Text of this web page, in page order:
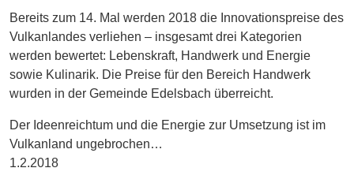
Energie
Schnöll
gfrogt
Zonen
Bereits zum 14. Mal werden 2018 die Innovationspreise des
Vulkanlandes verliehen – insgesamt drei Kategorien
werden bewertet: Lebenskraft, Handwerk und Energie
sowie Kulinarik. Die Preise für den Bereich Handwerk
wurden in der Gemeinde Edelsbach überreicht.
Der Ideenreichtum und die Energie zur Umsetzung ist im
Vulkanland ungebrochen…
1.2.2018